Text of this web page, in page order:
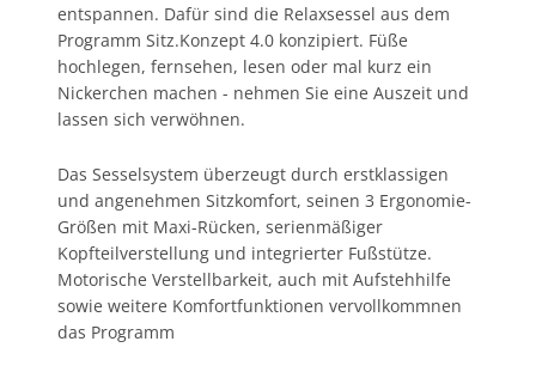
entspannen. Dafür sind die Relaxsessel aus dem
Programm Sitz.Konzept 4.0 konzipiert. Füße
hochlegen, fernsehen, lesen oder mal kurz ein
Nickerchen machen - nehmen Sie eine Auszeit und
lassen sich verwöhnen.
Das Sesselsystem überzeugt durch erstklassigen
und angenehmen Sitzkomfort, seinen 3 Ergonomie-
Größen mit Maxi-Rücken, serienmäßiger
Kopfteilverstellung und integrierter Fußstütze.
Motorische Verstellbarkeit, auch mit Aufstehhilfe
sowie weitere Komfortfunktionen vervollkommnen
das Programm